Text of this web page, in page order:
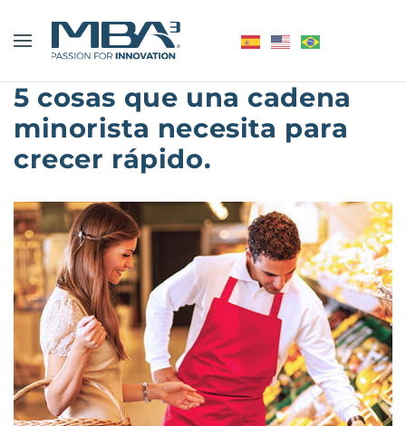
5 cosas que una cadena
minorista necesita para
crecer rápido.